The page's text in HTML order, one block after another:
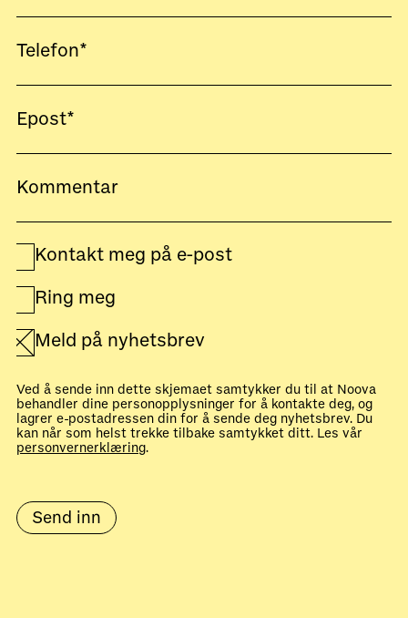
Kontakt meg på e-post
Ring meg
Meld på nyhetsbrev
Ved å sende inn dette skjemaet samtykker du til at Noova
behandler dine personopplysninger for å kontakte deg, og
lagrer e-postadressen din for å sende deg nyhetsbrev. Du
kan når som helst trekke tilbake samtykket ditt. Les vår
personvernerklæring.